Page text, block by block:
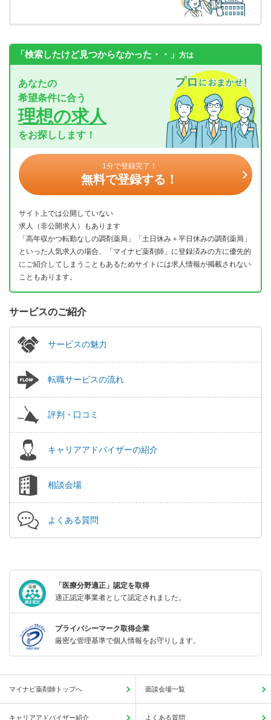
「検索したけど見つからなかった・・」 方は
あなたの
希望条件に合う
理想の求人
をお探しします！
1分で登録完了！
無料で登録する！
サイト上では公開していない
求人（非公開求人）もあります
「高年収かつ転勤なしの調剤薬局」「土日休み＋平日休みの調剤薬局」
といった人気求人の場合、「マイナビ薬剤師」に登録済みの方に優先的
にご紹介してしまうこともあるためサイトには求人情報が掲載されない
こともあります。
サービスのご紹介
サービスの魅力
転職サービスの流れ
評判・口コミ
キャリアアドバイザーの紹介
相談会場
よくある質問
「医療分野適正」認定を取得
適正認定事業者として認定されました。
プライバシーマーク取得企業
厳密な管理基準で個人情報をお守りします。
マイナビ薬剤師トップへ 面談会場一覧
キャリアアドバイザー紹介 よくある質問